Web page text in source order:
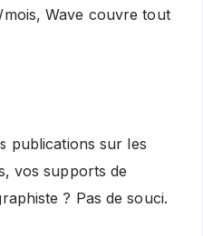
Wave couvre tout
publications sur les
vos supports de
? Pas de souci.